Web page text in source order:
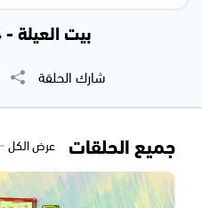
بيت العيلة - 05.06.2024
شارك الحلقة
جميع الحلقات عرض الكل